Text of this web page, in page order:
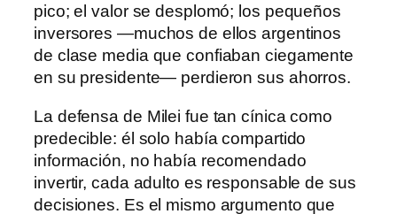
pico; el valor se desplomó; los pequeños
inversores —muchos de ellos argentinos
de clase media que confiaban ciegamente
en su presidente— perdieron sus ahorros.
La defensa de Milei fue tan cínica como
predecible: él solo había compartido
información, no había recomendado
invertir, cada adulto es responsable de sus
decisiones. Es el mismo argumento que